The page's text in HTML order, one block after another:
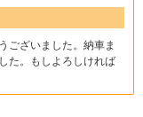
ございました。納車ま
た。もしよろしければ